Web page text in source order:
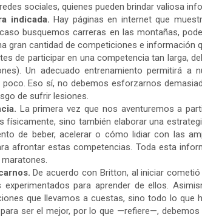
sociales, quienes pueden brindar valiosa
indicada. Hay páginas en internet que
busquemos carreras en las montañas,
gran cantidad de competiciones e información
de participar en una competencia tan larga,
Un adecuado entrenamiento permitirá a
Eso sí, no debemos esforzarnos
de sufrir lesiones.
La primera vez que nos aventuremos a
físicamente, sino también elaborar una
de beber, acelerar o cómo lidiar con las
afrontar estas competencias. Toda esta
De acuerdo con Britton, al iniciar
para aprender de ellos.
que llevamos a cuestas, sino todo lo que
ser el mejor, por lo que —refiere—,